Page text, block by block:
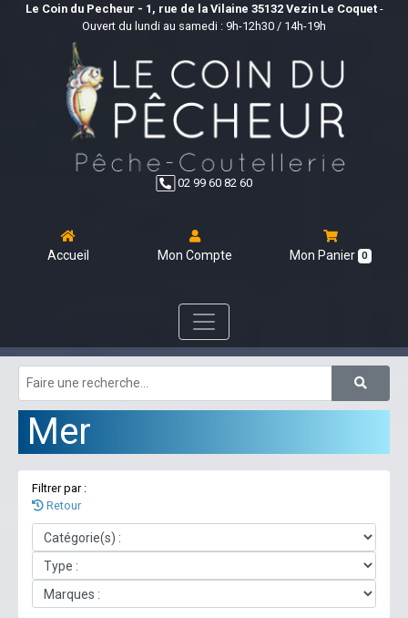
Le Coin du Pecheur - 1, rue de la Vilaine 35132 Vezin Le Coquet-
Ouvert du lundi au samedi : 9h-12h30 / 14h-19h
02 99 60 82 60
Accueil Mon Compte Mon Panier 0
Mer
Filtrer par :
Retour